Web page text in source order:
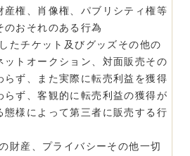
産権、肖像権、パブリシティ権等
のおそれのある行為
チケット及びグッズその他の
ットオークション、対面販売その
らず、また実際に転売利益を獲得
らず、客観的に転売利益の獲得が
態様によって第三者に販売する行
産、プライバシーその他一切